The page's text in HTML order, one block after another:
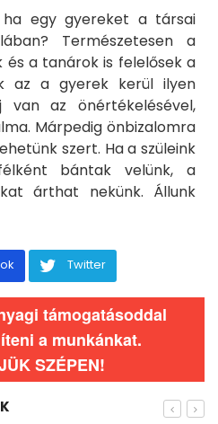
egy gyereket a társai
Természetesen a
a tanárok is felelősek a
az a gyerek kerül ilyen
van az önértékelésével,
Márpedig önbizalomra
szert. Ha a szüleink
bántak velünk, a
árthat nekünk. Állunk
Twitter
támogatásoddal
a munkánkat.
SZÉPEN!